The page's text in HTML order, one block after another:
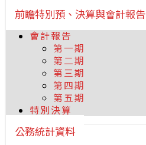
前瞻特別預、決算與會計報告
會計報告
第一期
第二期
第三期
第四期
第五期
特別決算
公務統計資料